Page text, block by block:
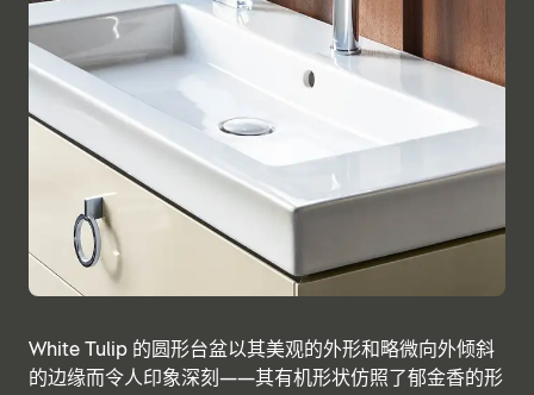
White Tulip 的圆形台盆以其美观的外形和略微向外倾斜
的边缘而令人印象深刻——其有机形状仿照了郁金香的形